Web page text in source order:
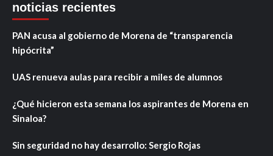
noticias recientes
PAN acusa al gobierno de Morena de “transparencia
hipócrita”
UAS renueva aulas para recibir a miles de alumnos
¿Qué hicieron esta semana los aspirantes de Morena en
Sinaloa?
Sin seguridad no hay desarrollo: Sergio Rojas